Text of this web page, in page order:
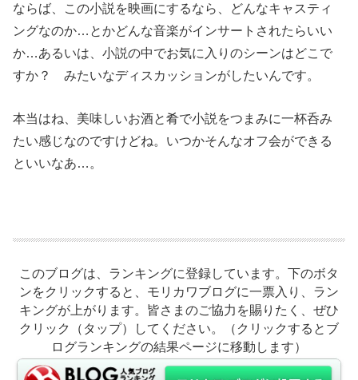
ならば、この小説を映画にするなら、どんなキャスティ
ングなのか…とかどんな音楽がインサートされたらいい
か…あるいは、小説の中でお気に入りのシーンはどこで
すか？ みたいなディスカッションがしたいんです。
本当はね、美味しいお酒と肴で小説をつまみに一杯呑み
たい感じなのですけどね。いつかそんなオフ会ができる
といいなあ…。
このブログは、ランキングに登録しています。下のボタ
ンをクリックすると、モリカワブログに一票入り、ラン
キングが上がります。皆さまのご協力を賜りたく、ぜひ
クリック（タップ）してください。（クリックするとブ
ログランキングの結果ページに移動します）